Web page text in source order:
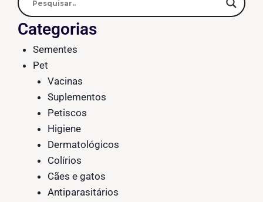
Categorias
Sementes
Pet
Vacinas
Suplementos
Petiscos
Higiene
Dermatológicos
Colírios
Cães e gatos
Antiparasitários